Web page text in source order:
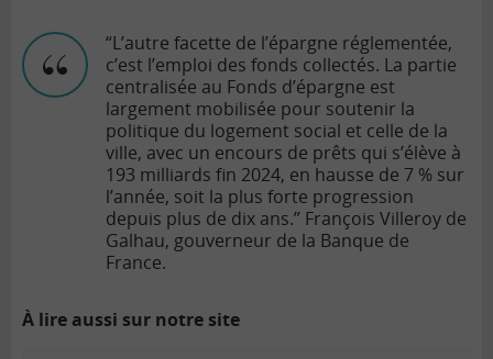
“L’autre facette de l’épargne réglementée,
c’est l’emploi des fonds collectés. La partie
centralisée au Fonds d’épargne est
largement mobilisée pour soutenir la
politique du logement social et celle de la
ville, avec un encours de prêts qui s’élève à
193 milliards fin 2024, en hausse de 7 % sur
l’année, soit la plus forte progression
depuis plus de dix ans.” François Villeroy de
Galhau, gouverneur de la Banque de
France.
À lire aussi sur notre site